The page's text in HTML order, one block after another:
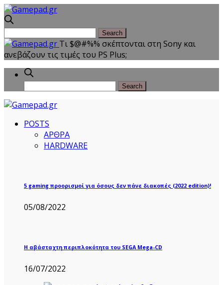
Τι $@#%% σκέπτονται στη Sony και
ανεβάζουν τις τιμές του PS Plus;
POSTS
ΑΡΘΡΑ
HARDWARE
5 gaming προορισμοί για όσους δεν πάνε διακοπές (2022 edition)!
05/08/2022
Η αβάσταχτη περιπλοκότητα του SEGA Mega-CD
16/07/2022